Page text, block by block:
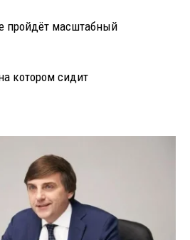
пройдёт масштабный
котором сидит